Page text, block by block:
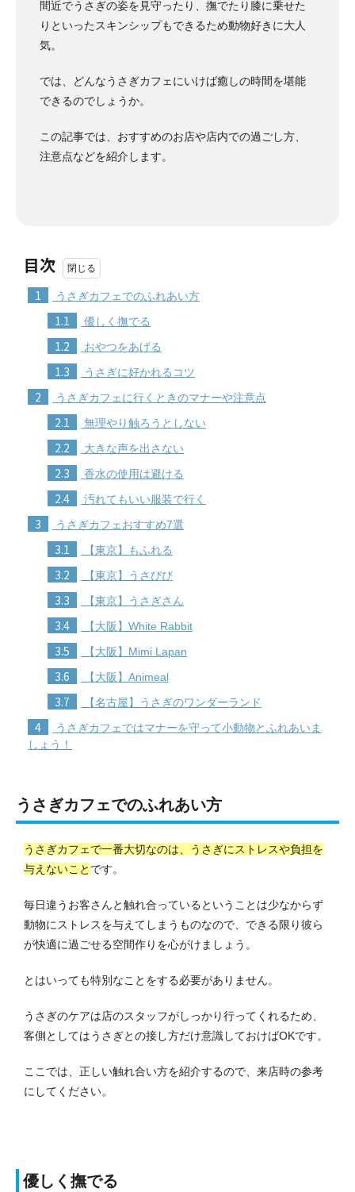
間近でうさぎの姿を見守ったり、撫でたり膝に乗せた
りといったスキンシップもできるため動物好きに大人
気。
では、どんなうさぎカフェにいけば癒しの時間を堪能
できるのでしょうか。
この記事では、おすすめのお店や店内での過ごし方、
注意点などを紹介します。
目次
1 うさぎカフェでのふれあい方
1.1 優しく撫でる
1.2 おやつをあげる
1.3 うさぎに好かれるコツ
2 うさぎカフェに行くときのマナーや注意点
2.1 無理やり触ろうとしない
2.2 大きな声を出さない
2.3 香水の使用は避ける
2.4 汚れてもいい服装で行く
3 うさぎカフェおすすめ7選
3.1 【東京】もふれる
3.2 【東京】うさびび
3.3 【東京】うさぎさん
3.4 【大阪】White Rabbit
3.5 【大阪】Mimi Lapan
3.6 【大阪】Animeal
3.7 【名古屋】うさぎのワンダーランド
4
うさぎカフェではマナーを守って小動物とふれあいま
しょう！
うさぎカフェでのふれあい方
うさぎカフェで一番大切なのは、うさぎにストレスや負担を
与えないこと です。
毎日違うお客さんと触れ合っているということは少なからず
動物にストレスを与えてしまうものなので、できる限り彼ら
が快適に過ごせる空間作りを心がけましょう。
とはいっても特別なことをする必要がありません。
うさぎのケアは店のスタッフがしっかり行ってくれるため、
客側としてはうさぎとの接し方だけ意識しておけばOKです。
ここでは、正しい触れ合い方を紹介するので、来店時の参考
にしてください。
優しく撫でる